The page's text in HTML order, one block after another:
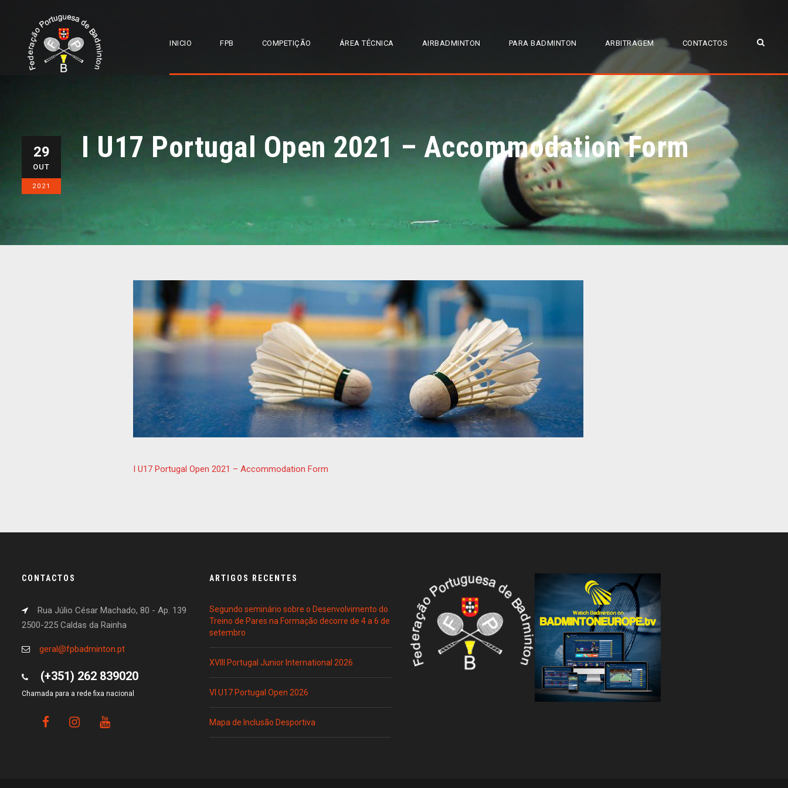
INICIO FPB COMPETIÇÃO ÁREA TÉCNICA AIRBADMINTON PARA BADMINTON ARBITRAGEM CONTACTOS
29
OUT
2021
I U17 Portugal Open 2021 – Accommodation Form
I U17 Portugal Open 2021 – Accommodation Form
CONTACTOS
Rua Júlio César Machado, 80 - Ap. 139
2500-225 Caldas da Rainha
geral@fpbadminton.pt
(+351) 262 839020
Chamada para a rede fixa nacional
ARTIGOS RECENTES
Segundo seminário sobre o Desenvolvimento do
Treino de Pares na Formação decorre de 4 a 6 de
setembro
XVIII Portugal Junior International 2026
VI U17 Portugal Open 2026
Mapa de Inclusão Desportiva